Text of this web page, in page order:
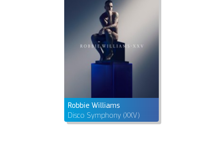
Robbie Williams
Disco Symphony (XXV)